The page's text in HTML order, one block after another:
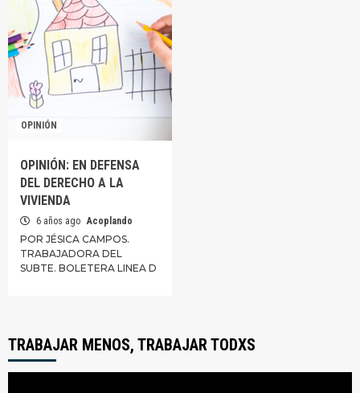
OPINIÓN
OPINIÓN: EN DEFENSA
DEL DERECHO A LA
VIVIENDA
6 años ago Acoplando
POR JÉSICA CAMPOS.
TRABAJADORA DEL
SUBTE. BOLETERA LINEA D
TRABAJAR MENOS, TRABAJAR TODXS